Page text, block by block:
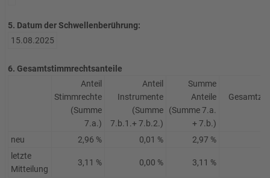
5. Datum der Schwellenberührung:
15.08.2025
6. Gesamtstimmrechtsanteile
Anteil
Stimmrechte
(Summe
7.a.)
Anteil
Instrumente
(Summe
7.b.1.+ 7.b.2.)
Summe
Anteile
(Summe 7.a.
+ 7.b.)
neu 2,96 % 0,01 %
2,97 %
letzte
Mitteilung
3,11 % 0,00 % 3,11 %